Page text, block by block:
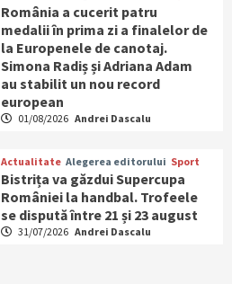
România a cucerit patru
medalii în prima zi a finalelor de
la Europenele de canotaj.
Simona Radiș și Adriana Adam
au stabilit un nou record
european
01/08/2026 Andrei Dascalu
Actualitate Alegerea editorului Sport
Bistrița va găzdui Supercupa
României la handbal. Trofeele
se dispută între 21 și 23 august
31/07/2026 Andrei Dascalu